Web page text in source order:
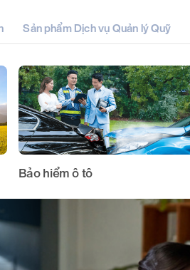
Sản phẩm Dịch vụ Quản lý Quỹ
Bảo hiểm ô tô